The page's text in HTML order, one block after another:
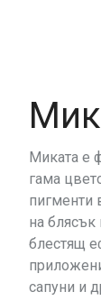
Миката е
гама
пигменти
на
блестящ
сапуни и